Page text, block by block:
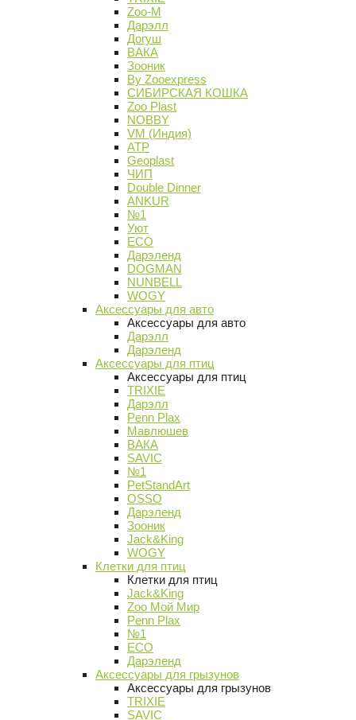
Zoo-M
Дарэлл
Догуш
ВАКА
Зооник
By Zooexpress
СИБИРСКАЯ КОШКА
Zoo Plast
NOBBY
VM (Индия)
АТР
Geoplast
ЧИП
Double Dinner
ANKUR
№1
Уют
ECO
Дарэленд
DOGMAN
NUNBELL
WOGY
Аксессуары для авто
Аксессуары для авто
Дарэлл
Дарэленд
Аксессуары для птиц
Аксессуары для птиц
TRIXIE
Дарэлл
Penn Plax
Мавлюшев
ВАКА
SAVIC
№1
PetStandArt
OSSO
Дарэленд
Зооник
Jack&King
WOGY
Клетки для птиц
Клетки для птиц
Jack&King
Zoo Мой Мир
Penn Plax
№1
ECO
Дарэленд
Аксессуары для грызунов
Аксессуары для грызунов
TRIXIE
SAVIC